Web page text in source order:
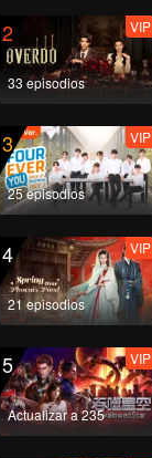
2
33 episodios
VIP
3
25 episodios
VIP
4
21 episodios
VIP
5
Actualizar a 235
VIP